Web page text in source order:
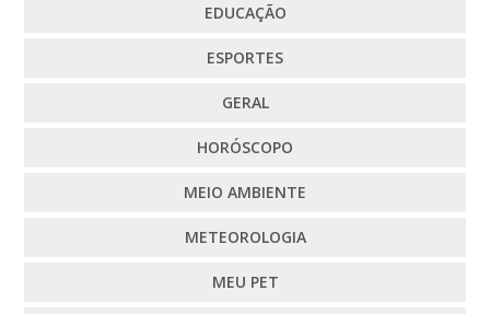
EDUCAÇÃO
ESPORTES
GERAL
HORÓSCOPO
MEIO AMBIENTE
METEOROLOGIA
MEU PET